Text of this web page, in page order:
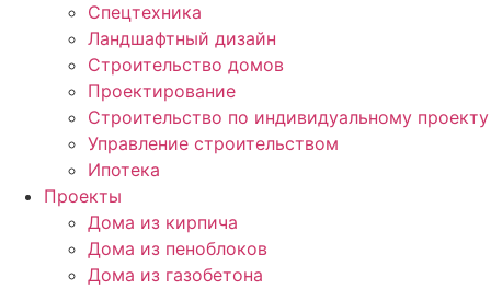
Спецтехника
Ландшафтный дизайн
Строительство домов
Проектирование
Строительство по индивидуальному проекту
Управление строительством
Ипотека
Проекты
Дома из кирпича
Дома из пеноблоков
Дома из газобетона